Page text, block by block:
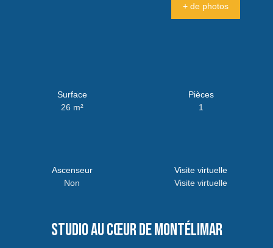
+ de photos
Surface
26 m²
Pièces
1
Ascenseur
Non
Visite virtuelle
Visite virtuelle
Studio au cœur de Montélimar